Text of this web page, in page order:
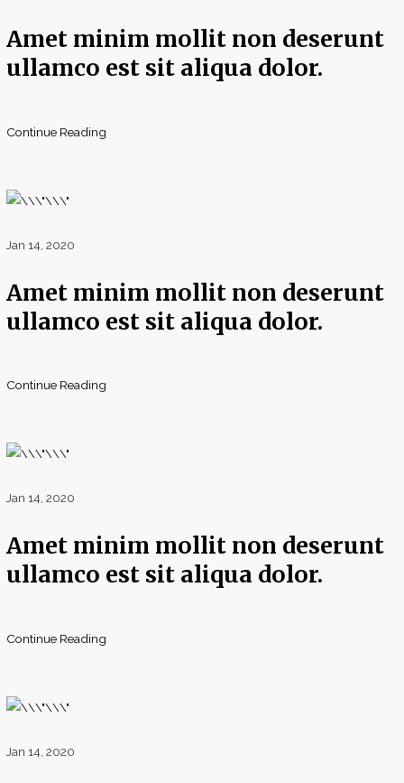
Amet minim mollit non deserunt
ullamco est sit aliqua dolor.
Continue Reading
Jan 14, 2020
Amet minim mollit non deserunt
ullamco est sit aliqua dolor.
Continue Reading
Jan 14, 2020
Amet minim mollit non deserunt
ullamco est sit aliqua dolor.
Continue Reading
Jan 14, 2020